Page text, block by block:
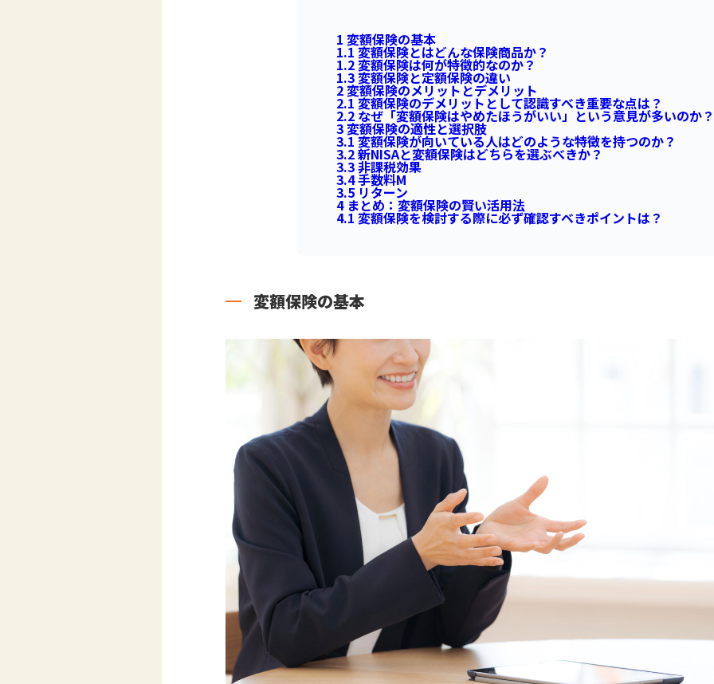
1 変額保険の基本
1.1変額保険とはどんな保険商品か？
1.2変額保険は何が特徴的なのか？
1.3変額保険と定額保険の違い
2変額保険のメリットとデメリット
2.1変額保険のデメリットとして認識すべき重要な点は？
2.2なぜ「変額保険はやめたほうがいい」という意見が多いのか？
3変額保険の適性と選択肢
3.1変額保険が向いている人はどのような特徴を持つのか？
3.2新NISAと変額保険はどちらを選ぶべきか？
3.3非課税効果
3.4手数料M
3.5 リターン
4まとめ：変額保険の賢い活用法
4.1変額保険を検討する際に必ず確認すべきポイントは？
変額保険の基本